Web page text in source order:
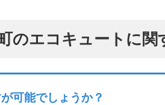
のエコキュートに関
可能でしょうか？